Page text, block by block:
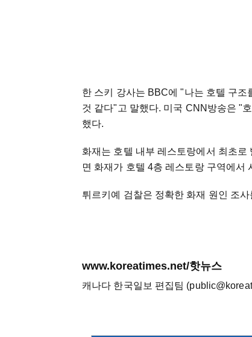
한 스키 강사는 BBC에 "나는 호텔 구조
것 같다"고 말했다. 미국 CNN방송은 "
했다.
화재는 호텔 내부 레스토랑에서 최초
면 화재가 호텔 4층 레스토랑 구역에서
튀르키예 검찰은 정확한 화재 원인 조
www.koreatimes.net/핫뉴스
캐나다 한국일보 편집팀